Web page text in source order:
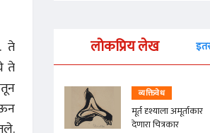
ते
ते
लोकप्रिय लेख
व्यक्तिवेध
मूर्त दृश्याला अमूर्ताकार
देणारा चित्रकार